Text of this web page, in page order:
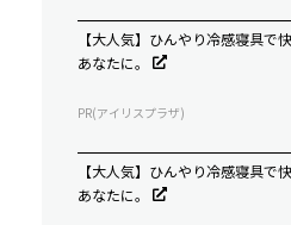
【大人気】ひんやり冷感寝具で
あなたに。
PR(アイリスプラザ)
【大人気】ひんやり冷感寝具で
あなたに。